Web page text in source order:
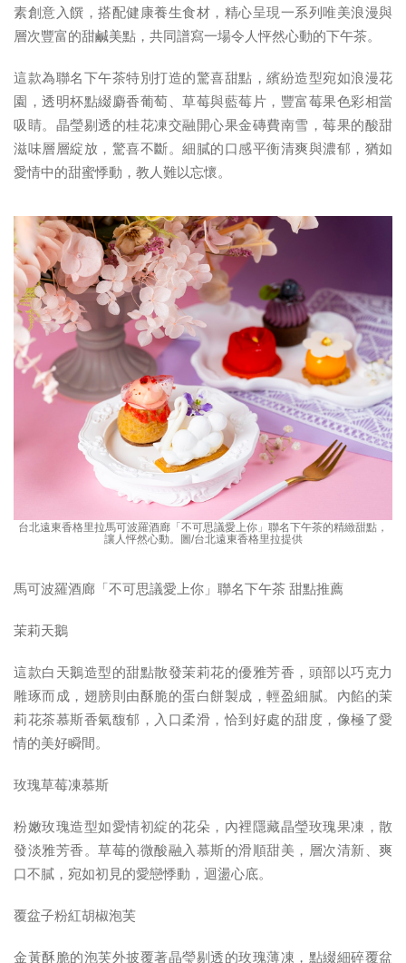
素創意入饌，搭配健康養生食材，精心呈現一系列唯美浪漫與
層次豐富的甜鹹美點，共同譜寫一場令人怦然心動的下午茶。
這款為聯名下午茶特別打造的驚喜甜點，繽紛造型宛如浪漫花
園，透明杯點綴麝香葡萄、草莓與藍莓片，豐富莓果色彩相當
吸睛。晶瑩剔透的桂花凍交融開心果金磚費南雪，莓果的酸甜
滋味層層綻放，驚喜不斷。細膩的口感平衡清爽與濃郁，猶如
愛情中的甜蜜悸動，教人難以忘懷。
台北遠東香格里拉馬可波羅酒廊「不可思議愛上你」聯名下午茶的精緻甜點，
讓人怦然心動。圖/台北遠東香格里拉提供
馬可波羅酒廊「不可思議愛上你」聯名下午茶 甜點推薦
茉莉天鵝
這款白天鵝造型的甜點散發茉莉花的優雅芳香，頭部以巧克力
雕琢而成，翅膀則由酥脆的蛋白餅製成，輕盈細膩。內餡的茉
莉花茶慕斯香氣馥郁，入口柔滑，恰到好處的甜度，像極了愛
情的美好瞬間。
玫瑰草莓凍慕斯
粉嫩玫瑰造型如愛情初綻的花朵，內裡隱藏晶瑩玫瑰果凍，散
發淡雅芳香。草莓的微酸融入慕斯的滑順甜美，層次清新、爽
口不膩，宛如初見的愛戀悸動，迴盪心底。
覆盆子粉紅胡椒泡芙
金黃酥脆的泡芙外披覆著晶瑩剔透的玫瑰薄凍，點綴細碎覆盆